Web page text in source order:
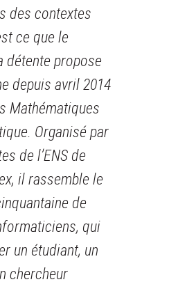
des contextes
ce que le
détente propose
depuis avril 2014
Mathématiques
Organisé par
de l’ENS de
il rassemble le
de
qui
un étudiant, un
chercheur